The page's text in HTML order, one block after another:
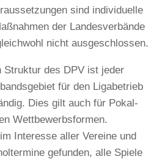
sind individuelle
der Landesverbände
nicht ausgeschlossen.
Struktur des DPV ist jeder
für den Ligabetrieb
Dies gilt auch für Pokal-
Wettbewerbsformen.
Interesse aller Vereine und
gefunden, alle Spiele